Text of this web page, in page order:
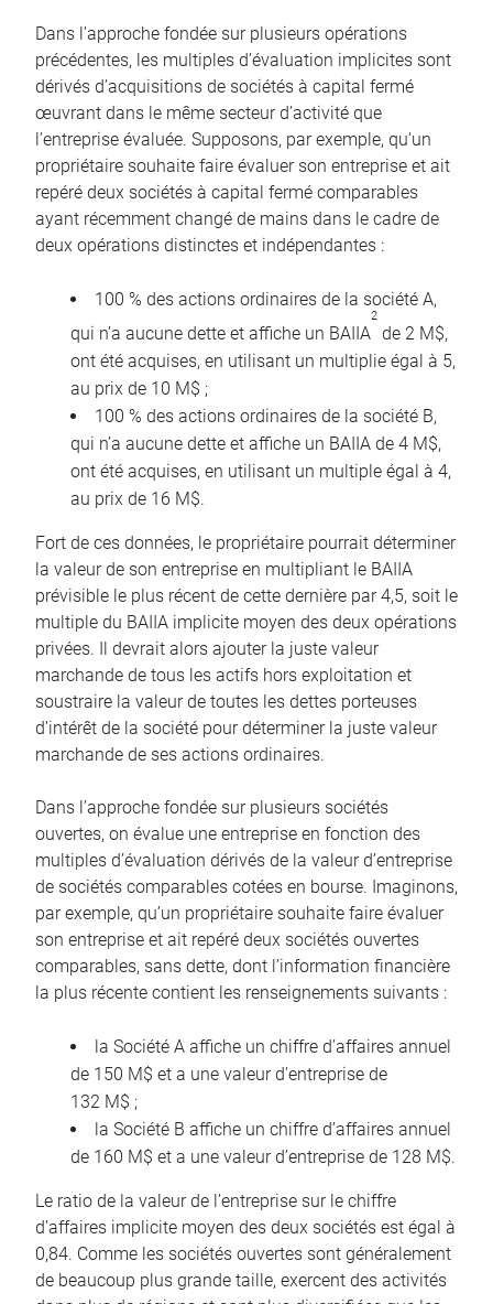
Dans l’approche fondée sur plusieurs opérations
précédentes, les multiples d’évaluation implicites sont
dérivés d’acquisitions de sociétés à capital fermé
œuvrant dans le même secteur d’activité que
l’entreprise évaluée. Supposons, par exemple, qu’un
propriétaire souhaite faire évaluer son entreprise et ait
repéré deux sociétés à capital fermé comparables
ayant récemment changé de mains dans le cadre de
deux opérations distinctes et indépendantes :
100 % des actions ordinaires de la société A,
qui n’a aucune dette et affiche un BAIIA
2
de 2 M$,
ont été acquises, en utilisant un multiplie égal à 5,
au prix de 10 M$ ;
100 % des actions ordinaires de la société B,
qui n’a aucune dette et affiche un BAIIA de 4 M$,
ont été acquises, en utilisant un multiple égal à 4,
au prix de 16 M$.
Fort de ces données, le propriétaire pourrait déterminer
la valeur de son entreprise en multipliant le BAIIA
prévisible le plus récent de cette dernière par 4,5, soit le
multiple du BAIIA implicite moyen des deux opérations
privées. Il devrait alors ajouter la juste valeur
marchande de tous les actifs hors exploitation et
soustraire la valeur de toutes les dettes porteuses
d’intérêt de la société pour déterminer la juste valeur
marchande de ses actions ordinaires.
Dans l’approche fondée sur plusieurs sociétés
ouvertes, on évalue une entreprise en fonction des
multiples d’évaluation dérivés de la valeur d’entreprise
de sociétés comparables cotées en bourse. Imaginons,
par exemple, qu’un propriétaire souhaite faire évaluer
son entreprise et ait repéré deux sociétés ouvertes
comparables, sans dette, dont l’information financière
la plus récente contient les renseignements suivants :
la Société A affiche un chiffre d’affaires annuel
de 150 M$ et a une valeur d’entreprise de
132 M$ ;
la Société B affiche un chiffre d’affaires annuel
de 160 M$ et a une valeur d’entreprise de 128 M$.
Le ratio de la valeur de l’entreprise sur le chiffre
d’affaires implicite moyen des deux sociétés est égal à
0,84. Comme les sociétés ouvertes sont généralement
de beaucoup plus grande taille, exercent des activités